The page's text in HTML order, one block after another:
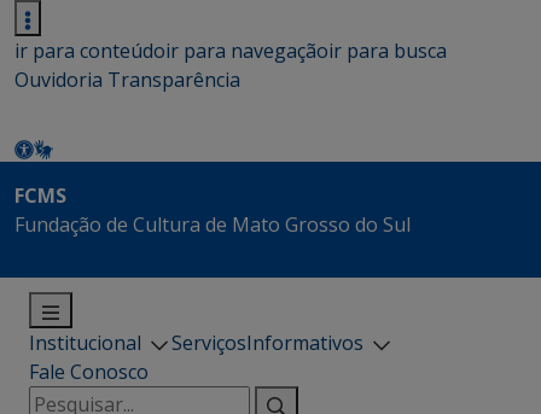
ir para conteúdoir para navegaçãoir para busca
Ouvidoria Transparência
FCMS
Fundação de Cultura de Mato Grosso do Sul
Institucional ServiçosInformativos
Fale Conosco
Pesquisar